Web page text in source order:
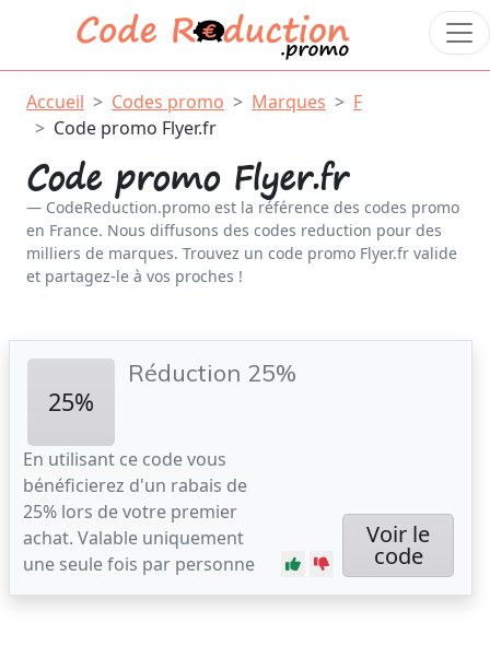
Accueil Codes promo Marques
F
Code promo Flyer.fr
Code promo Flyer.fr
CodeReduction.promo est la référence des codes promo
en France. Nous diffusons des codes reduction pour des
milliers de marques. Trouvez un code promo Flyer.fr valide
et partagez-le à vos proches !
25%
Réduction 25%
En utilisant ce code vous
bénéficierez d'un rabais de
25% lors de votre premier
achat. Valable uniquement
une seule fois par personne
Voir le
code